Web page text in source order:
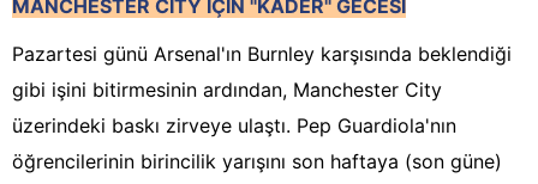
MANCHESTER CITY İÇİN "KADER" GECESİ
Pazartesi günü Arsenal'ın Burnley karşısında beklendiği
gibi işini bitirmesinin ardından, Manchester City
üzerindeki baskı zirveye ulaştı. Pep Guardiola'nın
öğrencilerinin birincilik yarışını son haftaya (son güne)